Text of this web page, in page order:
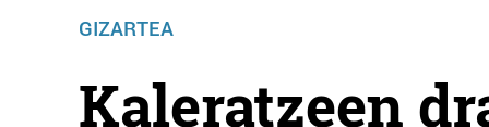
GIZARTEA
Kaleratzeen